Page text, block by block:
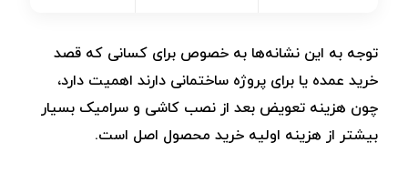
توجه به این نشانه‌ها به ‌خصوص برای کسانی که قصد
خرید عمده یا برای پروژه ساختمانی دارند اهمیت دارد،
چون هزینه تعویض بعد از نصب کاشی و سرامیک بسیار
بیشتر از هزینه اولیه خرید محصول اصل است.